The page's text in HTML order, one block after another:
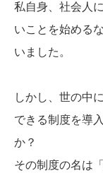
私自身、社会人
いことを始める
いました。
しかし、世の中
できる制度を導
か？
その制度の名は